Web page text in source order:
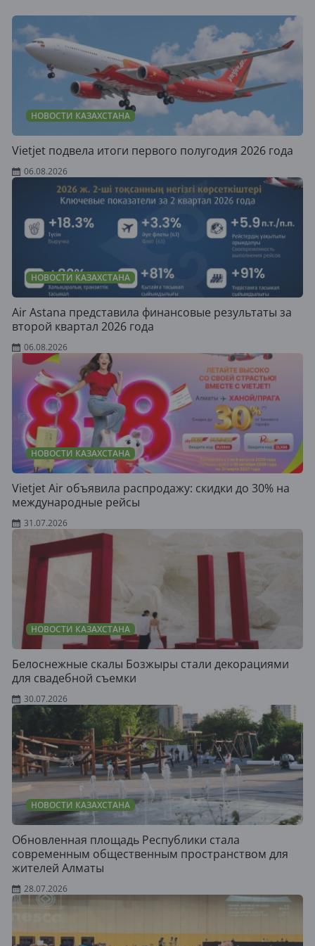
НОВОСТИ КАЗАХСТАНА
Vietjet подвела итоги первого полугодия 2026 года
06.08.2026
НОВОСТИ КАЗАХСТАНА
Air Astana представила финансовые результаты за
второй квартал 2026 года
06.08.2026
НОВОСТИ КАЗАХСТАНА
Vietjet Air объявила распродажу: скидки до 30% на
международные рейсы
31.07.2026
НОВОСТИ КАЗАХСТАНА
Белоснежные скалы Бозжыры стали декорациями
для свадебной съемки
30.07.2026
НОВОСТИ КАЗАХСТАНА
Обновленная площадь Республики стала
современным общественным пространством для
жителей Алматы
28.07.2026